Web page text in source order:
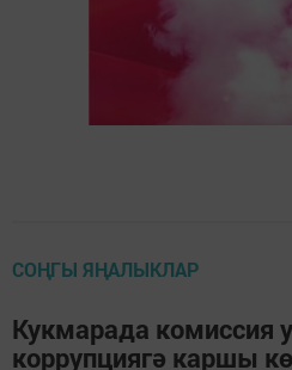
СОҢГЫ ЯҢАЛЫКЛАР
Кукмарада
коррупциягә каршы